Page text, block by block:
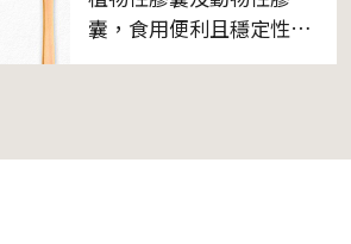
囊，食用便利且穩定性
高。